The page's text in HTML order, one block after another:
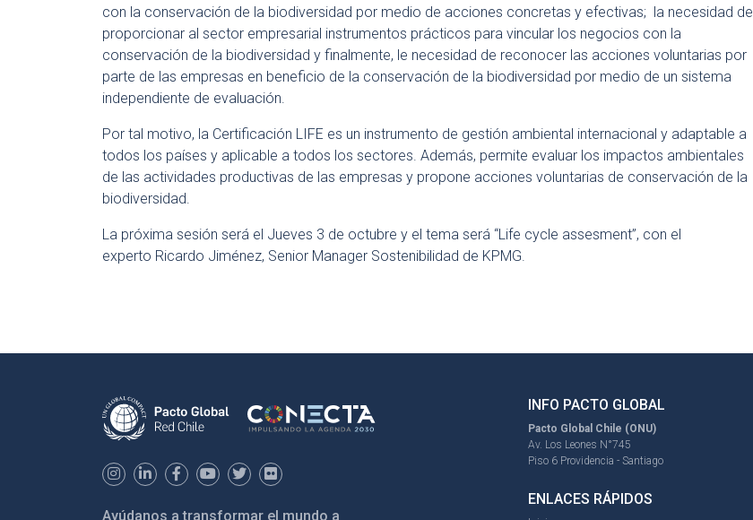
con la conservación de la biodiversidad por medio de acciones concretas y efectivas; la necesidad de
proporcionar al sector empresarial instrumentos prácticos para vincular los negocios con la
conservación de la biodiversidad y finalmente, le necesidad de reconocer las acciones voluntarias por
parte de las empresas en beneficio de la conservación de la biodiversidad por medio de un sistema
independiente de evaluación.
Por tal motivo, la Certificación LIFE es un instrumento de gestión ambiental internacional y adaptable a
todos los países y aplicable a todos los sectores. Además, permite evaluar los impactos ambientales
de las actividades productivas de las empresas y propone acciones voluntarias de conservación de la
biodiversidad.
La próxima sesión será el Jueves 3 de octubre y el tema será “Life cycle assesment”, con el
experto Ricardo Jiménez, Senior Manager Sostenibilidad de KPMG.
Ayúdanos a transformar el mundo a
INFO PACTO GLOBAL
Pacto Global Chile (ONU)
Av. Los Leones N°745
Piso 6 Providencia - Santiago
ENLACES RÁPIDOS